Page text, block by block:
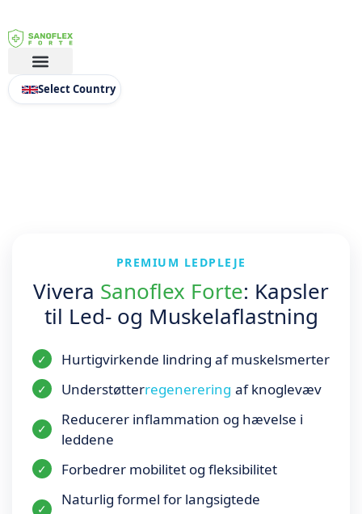
Select Country
PREMIUM LEDPLEJE
Vivera Sanoflex Forte: Kapsler
til Led- og Muskelaflastning
Hurtigvirkende lindring af muskelsmerter
Understøtterregenerering af knoglevæv
Reducerer inflammation og hævelse i
leddene
Forbedrer mobilitet og fleksibilitet
Naturlig formel for langsigtede